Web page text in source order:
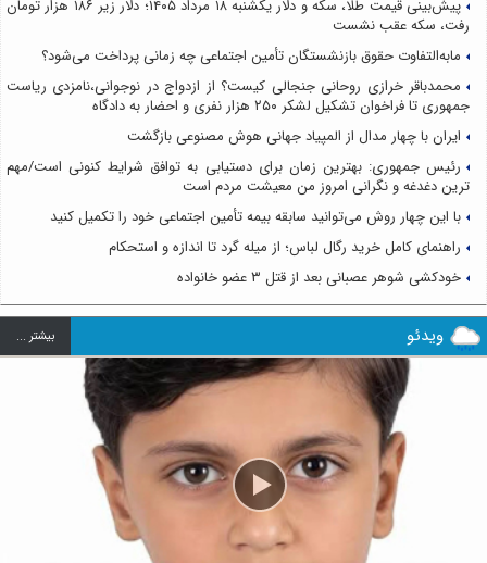
پیش‌بینی قیمت طلا، سکه و دلار یکشنبه ۱۸ مرداد ۱۴۰۵؛ دلار زیر ۱۸۶ هزار تومان
رفت، سکه عقب نشست
مابه‌التفاوت حقوق بازنشستگان تأمین اجتماعی چه زمانی پرداخت می‌شود؟
محمدباقر خرازی روحانی جنجالی کیست؟ از ازدواج در نوجوانی،نامزدی ریاست
جمهوری تا فراخوان تشکیل لشکر ۲۵۰ هزار نفری و احضار به دادگاه
ایران با چهار مدال از المپیاد جهانی هوش مصنوعی بازگشت
رئیس جمهوری: بهترین زمان برای دستیابی به توافق شرایط کنونی است/مهم
ترین دغدغه و نگرانی امروز من معیشت مردم است
با این چهار روش می‌توانید سابقه بیمه تأمین اجتماعی خود را تکمیل کنید
راهنمای کامل خرید رگال لباس؛ از میله گرد تا اندازه و استحکام
خودکشی شوهر عصبانی بعد از قتل ۳ عضو خانواده
ویدئو بيشتر ...